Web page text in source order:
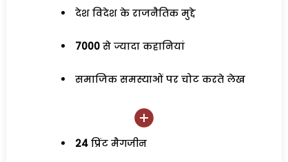
देश विदेश के राजनैतिक मुद्दे
7000 से ज्यादा कहानियां
समाजिक समस्याओं पर चोट करते लेख
24 प्रिंट मैगजीन